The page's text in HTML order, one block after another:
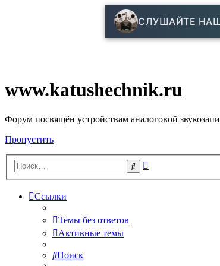
СЛУШАЙТЕ
www.katushechnik.ru
Форум посвящён устройствам аналоговой
Пропустить
Поиск
Ссылки
Темы без ответов
Активные темы
Поиск